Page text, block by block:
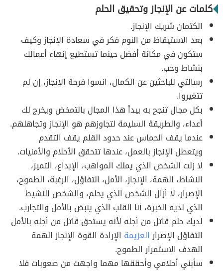
كلمات عن الإنجاز وتحقيق الحلم
الكتمان شريك الإنجاز.
بعد الاستيقاظ من النوم فكر في سعادة الإنجاز وكيف
ستكون في مكانة أفضل حينما تستطيع إنهاء أعمالك
بنشاط وحب.
رسالتي للباحثين عن الكمال، انسوا فرحة الإنجاز، إن لم
تتغيروا.
بكل مجال تنجح به يبدأ هذا المجال بالتمخض ويخرج لك
أعداء، والطريقة السليمة لتجاوزهم هو الإنجاز وتجاهلهم.
عندما يقف الحماس عند حدود القلم يقف التقدم
ويتعطل الإنجاز بالعمل، عندها تتحقق الأحلام والأمنيات.
لا زلت الشخص الذي يملك المواهب، الإبداع، التميز،
النشاط، الهمة، الإنجاز، الأمل، التفاؤل، الرغبة، الطموح،
الإصرار، لا أزال الشخص الذي يحلم، والشخص النشيط
الذي لديه الخبرة، أنا القلب الذي ينبض بالأمل والتجارب.
لديك حلم قاتل من أجله لأنه يستحق قاتل من أجله بالأمل
التفاؤل الإصرارالعزيمة الإرادة القوة الإنجاز الهمة
الهدف الاستمرار الطموح.
سأبني أحلامي وأحققها مهما واجهت من صعوبات فلا